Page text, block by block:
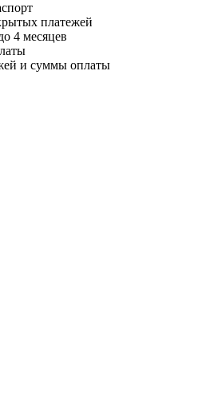
платежей
4 месяцев
и суммы оплаты